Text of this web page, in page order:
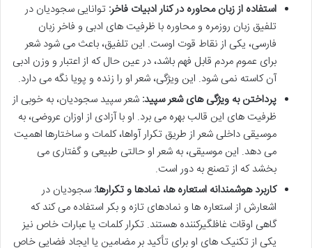
استفاده از زبان محاوره در کنار ادبیات فاخر: توانایی سجودیان در
تلفیق زبان روزمره و محاوره با ظرفیت های ادبی و فاخر زبان
فارسی، یکی از نقاط قوت اوست. این تلفیق، باعث می شود شعر
برای عموم مردم قابل فهم باشد، در عین حال که از اعتبار و وزن ادبی
آن کاسته نمی شود. این ویژگی، شعر او را زنده و پویا نگه می دارد.
پرداختن به ویژگی های شعر سپید: شعر سپید سجودیان، به خوبی از
ظرفیت های این قالب بهره می برد. او با آزادی از اوزان عروضی، به
موسیقی داخلی شعر از طریق تکرار آواها، کلمات و ساختارها اهمیت
می دهد. این موسیقی، به شعر او حالتی طبیعی و گفتاری می
بخشد که از تصنع به دور است.
کاربرد هوشمندانه استعاره ها، نمادها و تکرارها: سجودیان در
اشعارش از استعاره ها و نمادهای تازه و بکر استفاده می کند که
گاهی اوقات غافلگیرکننده هستند. تکرار کلمات یا عبارات خاص نیز
یکی از تکنیک های او برای تأکید بر مضامین یا ایجاد فضایی خاص